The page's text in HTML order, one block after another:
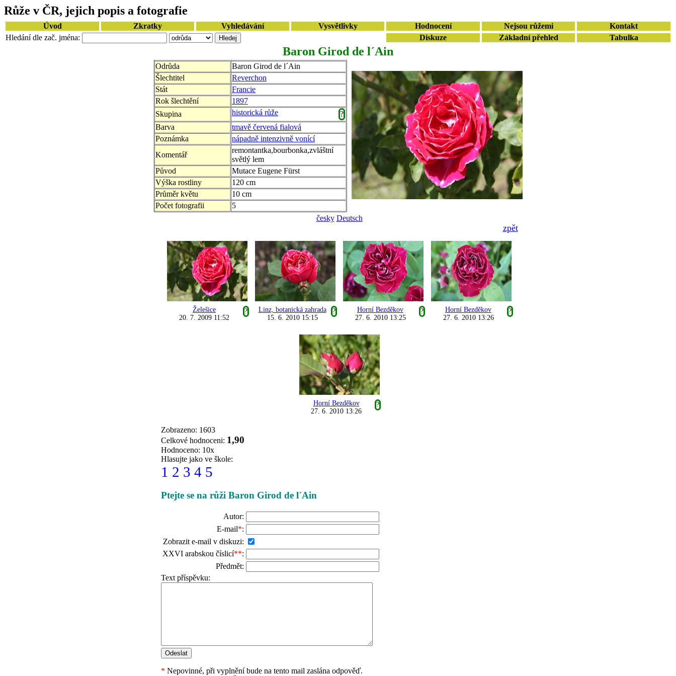
Růže v ČR, jejich popis a fotografie
Úvod Zkratky Vyhledávání Vysvětlivky Hodnocení Nejsou růžemi
Kontakt
Hledání dle zač. jména:
Diskuze Základní přehled Tabulka
Baron Girod de l´Ain
Odrůda
Baron Girod de l´Ain
Šlechtitel
Reverchon
Stát
Francie
Rok šlechtění
1897
Skupina
historická růže
?
Barva
tmavě červená fialová
Poznámka
nápadně intenzivně vonící
Komentář
remontantka,bourbonka,zvláštní
světlý lem
Původ
Mutace Eugene Fürst
Výška rostliny
120 cm
Průměr květu
10 cm
Počet fotografii
5
česky Deutsch
zpět
Želešice
?
20. 7. 2009 11:52
Linz, botanická zahrada
?
15. 6. 2010 15:15
Horní Bezděkov
?
27. 6. 2010 13:25
Horní Bezděkov
?
27. 6. 2010 13:26
Horní Bezděkov
?
27. 6. 2010 13:26
Zobrazeno: 1603
Celkové hodnoceni: 1,90
Hodnoceno: 10x
Hlasujte jako ve škole:
1 2 3 4 5
Ptejte se na růži Baron Girod de l´Ain
Autor:
E-mail*:
Zobrazit e-mail v diskuzi:
XXVI arabskou číslicí**:
Předmět:
Text příspěvku:
* Nepovinné, při vyplnění bude na tento mail zaslána odpověď.